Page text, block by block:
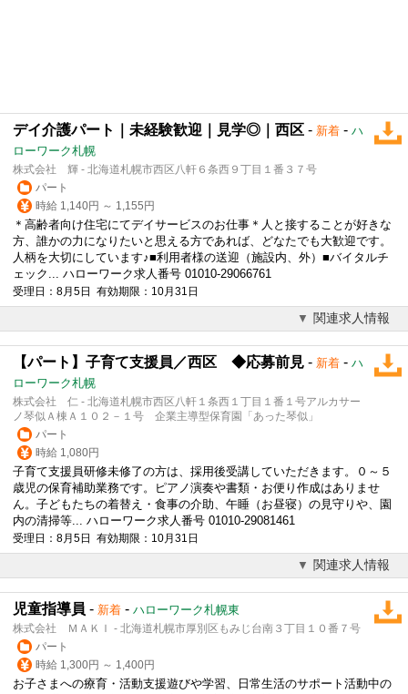
デイ介護パート｜未経験歓迎｜見学◎｜西区 - 新着 - ハ
ローワーク札幌
株式会社 輝 - 北海道札幌市西区八軒６条西９丁目１番３７号
パート
時給 1,140円 ～ 1,155円
＊高齢者向け住宅にてデイサービスのお仕事＊人と接することが好きな
方、誰かの力になりたいと思える方であれば、どなたでも大歓迎です。
人柄を大切にしています♪■利用者様の送迎（施設内、外）■バイタルチ
ェック... ハローワーク求人番号 01010-29066761
受理日：8月5日 有効期限：10月31日
関連求人情報
【パート】子育て支援員／西区 ◆応募前見 - 新着 - ハ
ローワーク札幌
株式会社 仁 - 北海道札幌市西区八軒１条西１丁目１番１号アルカサー
ノ琴似Ａ棟Ａ１０２－１号 企業主導型保育園「あった琴似」
パート
時給 1,080円
子育て支援員研修未修了の方は、採用後受講していただきます。０～５
歳児の保育補助業務です。ピアノ演奏や書類・お便り作成はありませ
ん。子どもたちの着替え・食事の介助、午睡（お昼寝）の見守り や、園
内の清掃等... ハローワーク求人番号 01010-29081461
受理日：8月5日 有効期限：10月31日
関連求人情報
児童指導員 - 新着 - ハローワーク札幌東
株式会社 ＭＡＫＩ - 北海道札幌市厚別区もみじ台南３丁目１０番７号
パート
時給 1,300円 ～ 1,400円
お子さまへの療育・活動支援遊びや学習、日常生活のサポート活動中の